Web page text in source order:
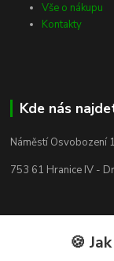
Vše o nákupu
Kontakty
Kde nás
Náměstí Osvobození
753 61 Hranice IV -
🍪